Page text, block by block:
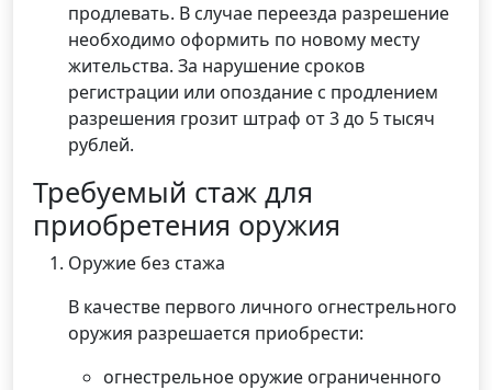
продлевать. В случае переезда разрешение
необходимо оформить по новому месту
жительства. За нарушение сроков
регистрации или опоздание с продлением
разрешения грозит штраф от 3 до 5 тысяч
рублей.
Требуемый стаж для
приобретения оружия
Оружие без стажа
В качестве первого личного огнестрельного
оружия разрешается приобрести:
огнестрельное оружие ограниченного